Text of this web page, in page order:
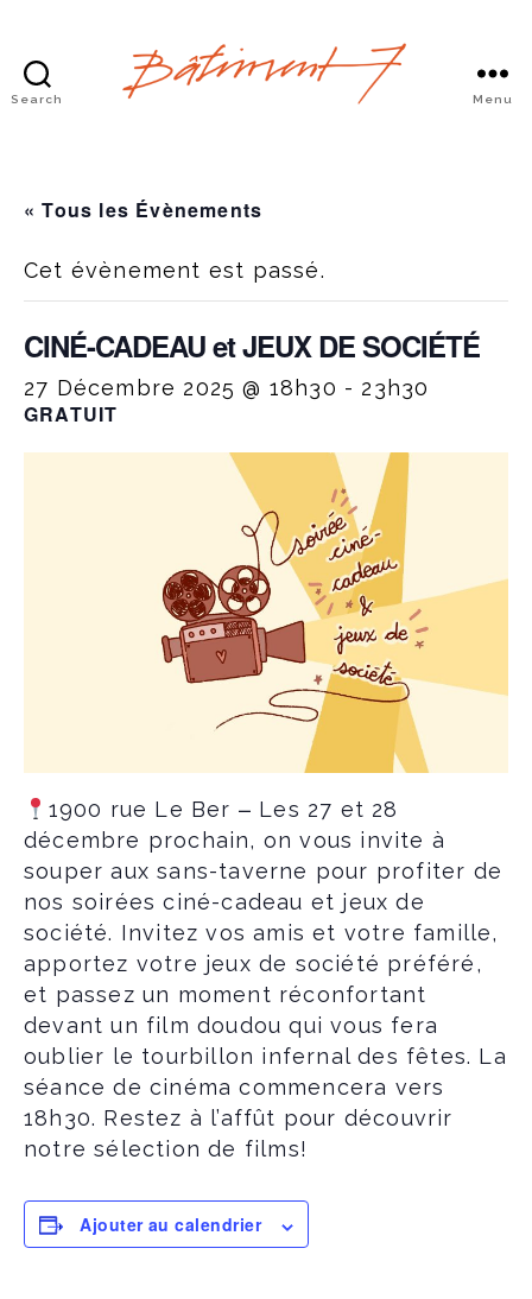
Search Menu
« Tous les Évènements
Cet évènement est passé.
CINÉ-CADEAU et JEUX DE SOCIÉTÉ
27 Décembre 2025 @ 18h30 - 23h30
GRATUIT
1900 rue Le Ber – Les 27 et 28
décembre prochain, on vous invite à
souper aux sans-taverne pour profiter de
nos soirées ciné-cadeau et jeux de
société. Invitez vos amis et votre famille,
apportez votre jeux de société préféré,
et passez un moment réconfortant
devant un film doudou qui vous fera
oublier le tourbillon infernal des fêtes. La
séance de cinéma commencera vers
18h30. Restez à l’affût pour découvrir
notre sélection de films!
Ajouter au calendrier